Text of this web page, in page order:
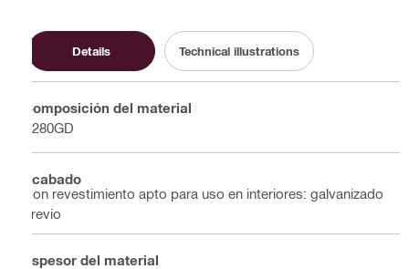
Details Technical illustrations
Composición del material
S280GD
Acabado
Con revestimiento apto para uso en interiores: galvanizado
previo
Espesor del material